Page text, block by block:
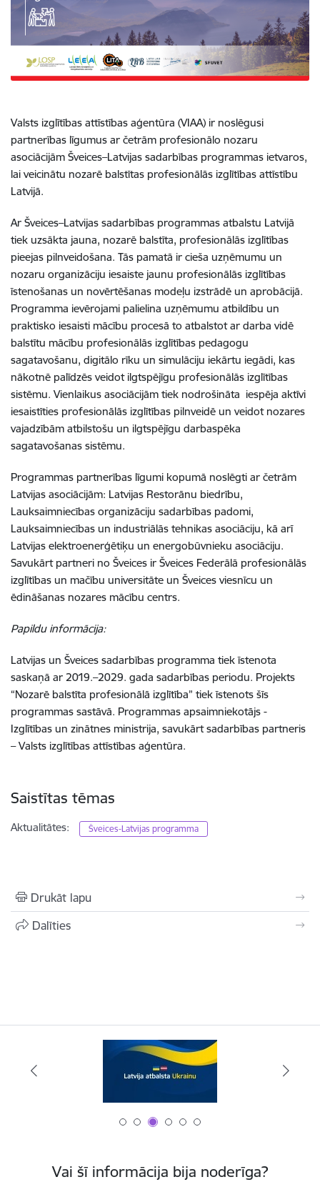
Valsts izglītības attīstības aģentūra (VIAA) ir noslēgusi
partnerības līgumus ar četrām profesionālo nozaru
asociācijām Šveices–Latvijas sadarbības programmas ietvaros,
lai veicinātu nozarē balstītas profesionālās izglītības attīstību
Latvijā.
Ar Šveices–Latvijas sadarbības programmas atbalstu Latvijā
tiek uzsākta jauna, nozarē balstīta, profesionālās izglītības
pieejas pilnveidošana. Tās pamatā ir cieša uzņēmumu un
nozaru organizāciju iesaiste jaunu profesionālās izglītības
īstenošanas un novērtēšanas modeļu izstrādē un aprobācijā.
Programma ievērojami palielina uzņēmumu atbildību un
praktisko iesaisti mācību procesā to atbalstot ar darba vidē
balstītu mācību profesionālās izglītības pedagogu
sagatavošanu, digitālo rīku un simulāciju iekārtu iegādi, kas
nākotnē palīdzēs veidot ilgtspējīgu profesionālās izglītības
sistēmu. Vienlaikus asociācijām tiek nodrošināta iespēja aktīvi
iesaistīties profesionālās izglītības pilnveidē un veidot nozares
vajadzībām atbilstošu un ilgtspējīgu darbaspēka
sagatavošanas sistēmu.
Programmas partnerības līgumi kopumā noslēgti ar četrām
Latvijas asociācijām: Latvijas Restorānu biedrību,
Lauksaimniecības organizāciju sadarbības padomi,
Lauksaimniecības un industriālās tehnikas asociāciju, kā arī
Latvijas elektroenerģētiķu un energobūvnieku asociāciju.
Savukārt partneri no Šveices ir Šveices Federālā profesionālās
izglītības un mačību universitāte un Šveices viesnīcu un
ēdināšanas nozares mācību centrs.
Papildu informācija:
Latvijas un Šveices sadarbības programma tiek īstenota
saskaņā ar 2019.–2029. gada sadarbības periodu. Projekts
“Nozarē balstīta profesionālā izglītība” tiek īstenots šīs
programmas sastāvā. Programmas apsaimniekotājs -
Izglītības un zinātnes ministrija, savukārt sadarbības partneris
– Valsts izglītības attīstības aģentūra.
Saistītas tēmas
Aktualitātes: Šveices-Latvijas programma
Drukāt lapu
Dalīties
Vai šī informācija bija noderīga?